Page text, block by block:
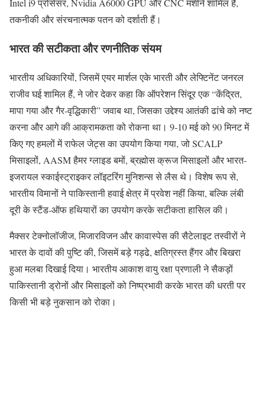
Intel i9 प्रोसेसर, Nvidia A6000 GPU और CNC मशीनें शामिल हैं,
तकनीकी और संरचनात्मक पतन को दर्शाती हैं।
भारत की सटीकता और रणनीतिक संयम
भारतीय अधिकारियों, जिसमें एयर मार्शल एके भारती और लेफ्टिनेंट जनरल
राजीव घई शामिल हैं, ने जोर देकर कहा कि ऑपरेशन सिंदूर एक “केंद्रित,
मापा गया और गैर-वृद्धिकारी” जवाब था, जिसका उद्देश्य आतंकी ढांचे को नष्ट
करना और आगे की आक्रामकता को रोकना था। 9-10 मई को 90 मिनट में
किए गए हमलों में राफेल जेट्स का उपयोग किया गया, जो SCALP
मिसाइलों, AASM हैमर ग्लाइड बमों, ब्रह्मोस क्रूज मिसाइलों और भारत-
इजरायल स्काईस्ट्राइकर लॉइटरिंग मुनिशन्स से लैस थे। विशेष रूप से,
भारतीय विमानों ने पाकिस्तानी हवाई क्षेत्र में प्रवेश नहीं किया, बल्कि लंबी
दूरी के स्टैंड-ऑफ हथियारों का उपयोग करके सटीकता हासिल की।
मैक्सर टेक्नोलॉजीज, मिजारविजन और कावास्पेस की सैटेलाइट तस्वीरों ने
भारत के दावों की पुष्टि की, जिसमें बड़े गड्ढे, क्षतिग्रस्त हैंगर और बिखरा
हुआ मलबा दिखाई दिया। भारतीय आकाश वायु रक्षा प्रणाली ने सैकड़ों
पाकिस्तानी ड्रोनों और मिसाइलों को निष्प्रभावी करके भारत की धरती पर
किसी भी बड़े नुकसान को रोका।